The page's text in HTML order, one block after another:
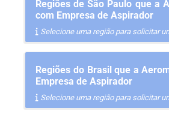
Regiões de São Paulo que a
com Empresa de Aspirador
Selecione uma região para solicitar
Regiões do Brasil que a
Empresa de Aspirador
Selecione uma região para solicitar